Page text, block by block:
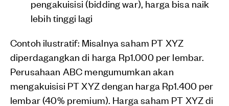
pengakuisisi (bidding war), harga bisa naik
lebih tinggi lagi
Contoh ilustratif: Misalnya saham PT XYZ
diperdagangkan di harga Rp1.000 per lembar.
Perusahaan ABC mengumumkan akan
mengakuisisi PT XYZ dengan harga Rp1.400 per
lembar (40% premium). Harga saham PT XYZ di